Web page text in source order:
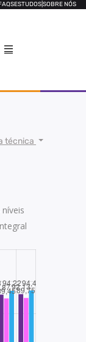
ESTUDOSSOBRE NÓS
técnica